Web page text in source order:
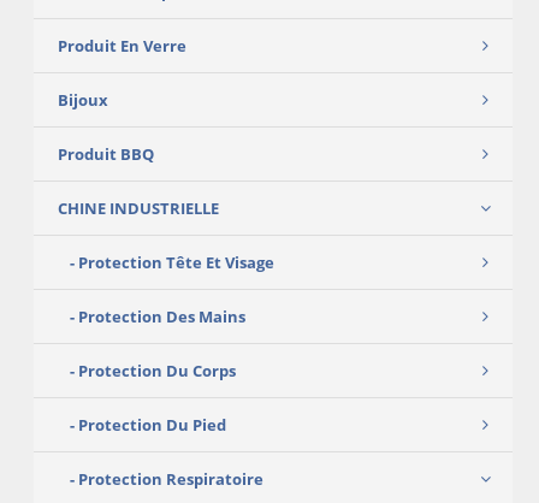
Produit En Verre
Bijoux
Produit BBQ
CHINE INDUSTRIELLE
Protection Tête Et Visage
Protection Des Mains
Protection Du Corps
Protection Du Pied
Protection Respiratoire